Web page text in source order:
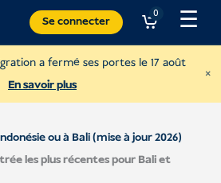
Se connecter
0 ☰
a fermé ses portes le 17 août
En savoir plus
×
ou à Bali (mise à jour 2026)
les plus récentes pour Bali et